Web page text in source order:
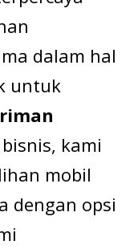
dalam hal
untuk
kami
mobil
dengan opsi